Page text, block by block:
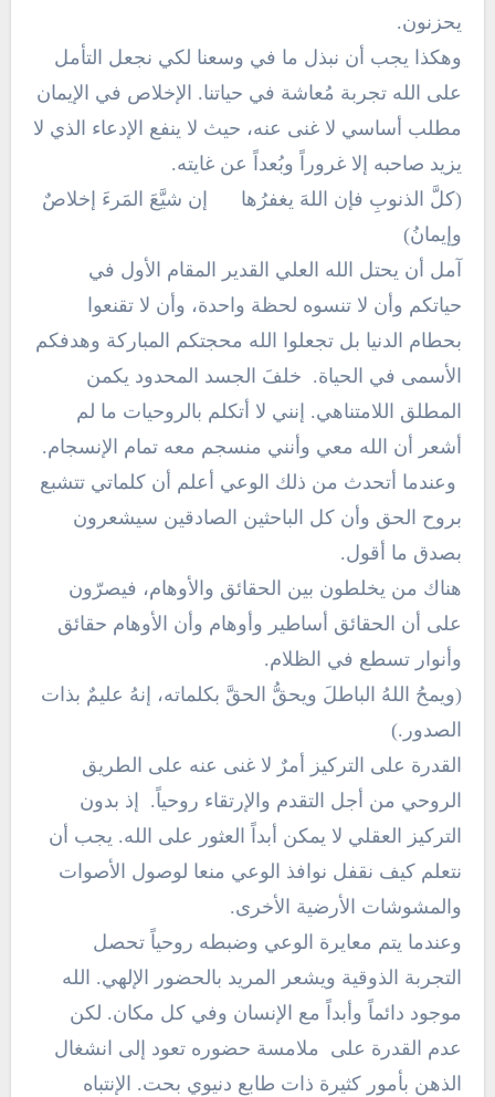
يحزنون.
وهكذا يجب أن نبذل ما في وسعنا لكي نجعل التأمل
على الله تجربة مُعاشة في حياتنا. الإخلاص في الإيمان
مطلب أساسي لا غنى عنه، حيث لا ينفع الإدعاء الذي لا
يزيد صاحبه إلا غروراً وبُعداً عن غايته.
(كلَّ الذنوبِ فإن اللهَ يغفرُها إن شيَّعَ المَرءَ إخلاصٌ
وإيمانُ)
آمل أن يحتل الله العلي القدير المقام الأول في
حياتكم وأن لا تنسوه لحظة واحدة، وأن لا تقنعوا
بحطام الدنيا بل تجعلوا الله محجتكم المباركة وهدفكم
الأسمى في الحياة. خلفَ الجسد المحدود يكمن
المطلق اللامتناهي. إنني لا أتكلم بالروحيات ما لم
أشعر أن الله معي وأنني منسجم معه تمام الإنسجام.
وعندما أتحدث من ذلك الوعي أعلم أن كلماتي تتشبع
بروح الحق وأن كل الباحثين الصادقين سيشعرون
بصدق ما أقول.
هناك من يخلطون بين الحقائق والأوهام، فيصرّون
على أن الحقائق أساطير وأوهام وأن الأوهام حقائق
وأنوار تسطع في الظلام.
(ويمحُ اللهُ الباطلَ ويحقُّ الحقَّ بكلماته، إنهُ عليمٌ بذات
الصدور.)
القدرة على التركيز أمرٌ لا غنى عنه على الطريق
الروحي من أجل التقدم والإرتقاء روحياً. إذ بدون
التركيز العقلي لا يمكن أبداً العثور على الله. يجب أن
نتعلم كيف نقفل نوافذ الوعي منعا لوصول الأصوات
والمشوشات الأرضية الأخرى.
وعندما يتم معايرة الوعي وضبطه روحياً تحصل
التجربة الذوقية ويشعر المريد بالحضور الإلهي. الله
موجود دائماً وأبداً مع الإنسان وفي كل مكان. لكن
عدم القدرة على ملامسة حضوره تعود إلى انشغال
الذهن بأمور كثيرة ذات طابع دنيوي بحت. الإنتباه